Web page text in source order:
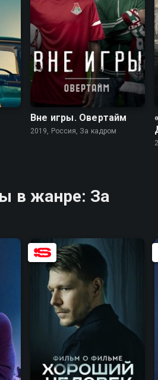
Вне игры. Овертайм
2019, Россия, За кадром
в жанре: За